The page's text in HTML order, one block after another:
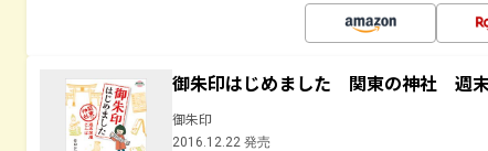
御朱印はじめました 関東の神社 週
御朱印
2016.12.22 発売